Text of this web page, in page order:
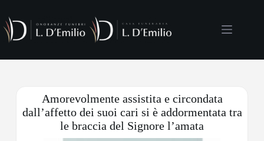
Amorevolmente assistita e circondata
dall’affetto dei suoi cari si è addormentata tra
le braccia del Signore l’amata